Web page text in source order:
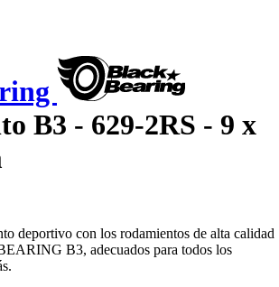
B3 - 629-2RS - 9 x
deportivo con los rodamientos de alta calidad
B3, adecuados para todos los